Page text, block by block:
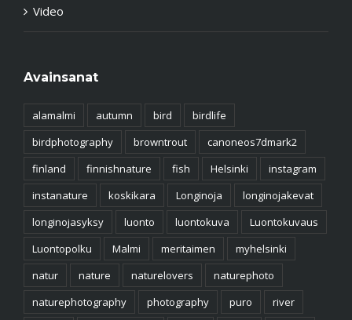
Video
Avainsanat
alamalmi autumn bird
birdlife
birdphotography
browntrout
canoneos7dmark2
finland
finnishnature fish Helsinki
instagram
instanature
koskikara Longinoja
longinojakevat
longinojasyksy
luonto luontokuva
Luontokuvaus
Luontopolku
Malmi meritaimen
myhelsinki
natur
nature naturelovers
naturephoto
naturephotography
photography puro
river